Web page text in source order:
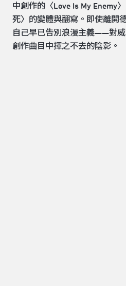
中創作的〈Love Is My Enemy
死〉的變體與翻寫。即使離開
自己早已告別浪漫主義——對
創作曲目中揮之不去的陰影。